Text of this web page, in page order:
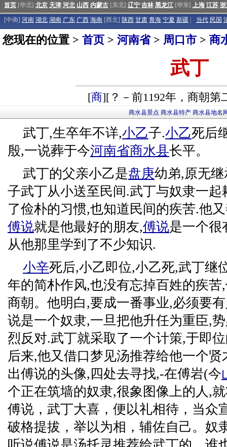
首页 [华北] 北京 天津 河北 山西 内蒙古 [东北] 辽宁 吉林 黑龙江 [华东] 上海 江苏
[中南] 河南 湖北 湖南 广东 广西 海南 [西北] 陕西 甘肃 青海 宁夏 新疆 当代 民国
您现在的位置 > 首页 > 河南省> 周口市 > 商
武丁
[商][？－前1192年，商朝第
商水县景点 商水县特产 商水县地名
武丁,生卒年不详,小乙子.小乙死后
殷,一说葬于今河南省商水县长平。
武丁的父亲小乙是盘庚幼弟,原无
子武丁从小送至民间.武丁与奴隶一
了俭朴的习惯,也知道民间的疾苦.他
傅说就是他最好的朋友,傅说是一个很
从他那里学到了不少知识.
小辛死后,小乙即位,小乙死,武丁继
年的简朴作风,也没有忘掉百姓的疾
商朝。他明白,要成一番事业,必须要
说是一个奴隶,一旦把他升任为重臣,
烈反对.武丁就采取了一个计策,于即
后来,他又借口梦见汤推荐给他一个
出傅说的头像,四处去寻找,-在傅岩(今
个正在筑墙的奴隶,很象图像上的人,
傅说，武丁大喜，便以礼相待，当众
破格提拔，举以为相，辅佐自己。奴